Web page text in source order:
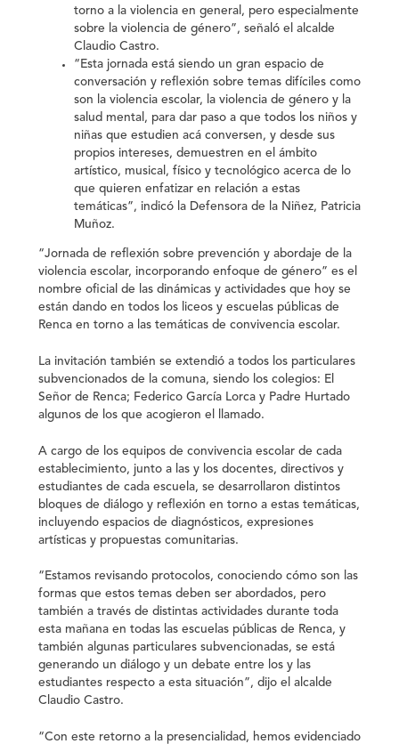
torno a la violencia en general, pero especialmente
sobre la violencia de género”, señaló el alcalde
Claudio Castro.
“Esta jornada está siendo un gran espacio de
conversación y reflexión sobre temas difíciles como
son la violencia escolar, la violencia de género y la
salud mental, para dar paso a que todos los niños y
niñas que estudien acá conversen, y desde sus
propios intereses, demuestren en el ámbito
artístico, musical, físico y tecnológico acerca de lo
que quieren enfatizar en relación a estas
temáticas”, indicó la Defensora de la Niñez, Patricia
Muñoz.
“Jornada de reflexión sobre prevención y abordaje de la
violencia escolar, incorporando enfoque de género” es el
nombre oficial de las dinámicas y actividades que hoy se
están dando en todos los liceos y escuelas públicas de
Renca en torno a las temáticas de convivencia escolar.
La invitación también se extendió a todos los particulares
subvencionados de la comuna, siendo los colegios: El
Señor de Renca; Federico García Lorca y Padre Hurtado
algunos de los que acogieron el llamado.
A cargo de los equipos de convivencia escolar de cada
establecimiento, junto a las y los docentes, directivos y
estudiantes de cada escuela, se desarrollaron distintos
bloques de diálogo y reflexión en torno a estas temáticas,
incluyendo espacios de diagnósticos, expresiones
artísticas y propuestas comunitarias.
“Estamos revisando protocolos, conociendo cómo son las
formas que estos temas deben ser abordados, pero
también a través de distintas actividades durante toda
esta mañana en todas las escuelas públicas de Renca, y
también algunas particulares subvencionadas, se está
generando un diálogo y un debate entre los y las
estudiantes respecto a esta situación”, dijo el alcalde
Claudio Castro.
“Con este retorno a la presencialidad, hemos evidenciado